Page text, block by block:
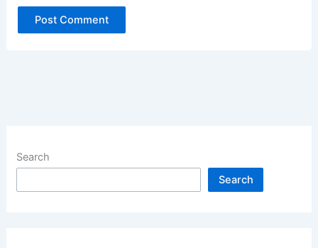
Search
Search